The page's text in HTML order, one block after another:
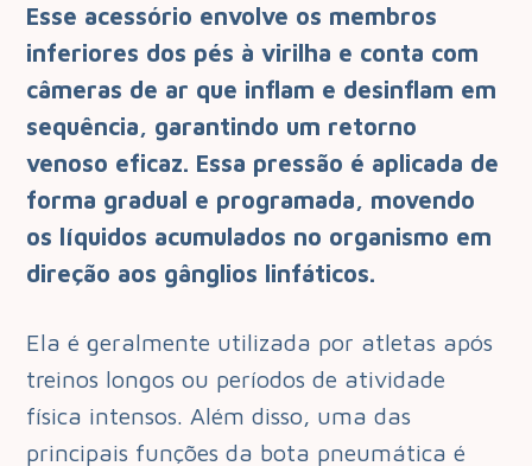
Esse acessório envolve os membros
inferiores dos pés à virilha e conta com
câmeras de ar que inflam e desinflam em
sequência, garantindo um retorno
venoso eficaz. Essa pressão é aplicada de
forma gradual e programada, movendo
os líquidos acumulados no organismo em
direção aos gânglios linfáticos.
Ela é geralmente utilizada por atletas após
treinos longos ou períodos de atividade
física intensos. Além disso, uma das
principais funções da bota pneumática é